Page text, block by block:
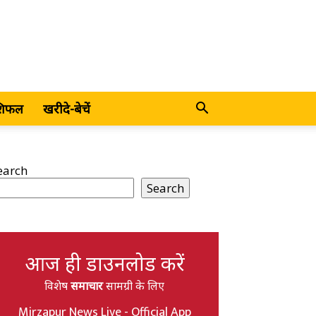
खरीदे-बेचें
Search
आज ही डाउनलोड करें
विशेषसमाचारसामग्री के लिए